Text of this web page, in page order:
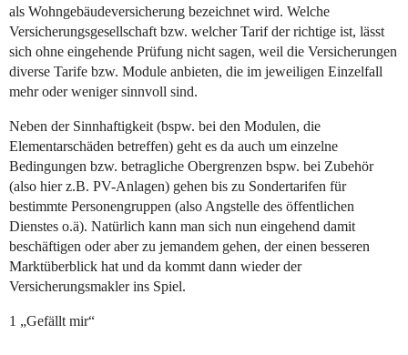
als Wohngebäudeversicherung bezeichnet wird. Welche
Versicherungsgesellschaft bzw. welcher Tarif der richtige ist, lässt
sich ohne eingehende Prüfung nicht sagen, weil die Versicherungen
diverse Tarife bzw. Module anbieten, die im jeweiligen Einzelfall
mehr oder weniger sinnvoll sind.
Neben der Sinnhaftigkeit (bspw. bei den Modulen, die
Elementarschäden betreffen) geht es da auch um einzelne
Bedingungen bzw. betragliche Obergrenzen bspw. bei Zubehör
(also hier z.B. PV-Anlagen) gehen bis zu Sondertarifen für
bestimmte Personengruppen (also Angstelle des öffentlichen
Dienstes o.ä). Natürlich kann man sich nun eingehend damit
beschäftigen oder aber zu jemandem gehen, der einen besseren
Marktüberblick hat und da kommt dann wieder der
Versicherungsmakler ins Spiel.
1 „Gefällt mir“